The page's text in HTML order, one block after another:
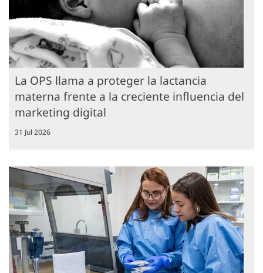
La OPS llama a proteger la lactancia
materna frente a la creciente influencia del
marketing digital
31 Jul 2026